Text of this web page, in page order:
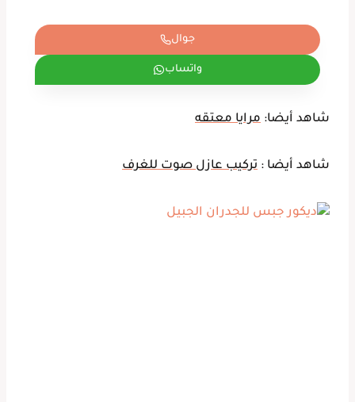
جوال
واتساب
شاهد أيضا: مرايا معتقه
شاهد أيضا : تركيب عازل صوت للغرف